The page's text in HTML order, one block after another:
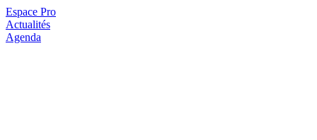
Espace Pro
Actualités
Agenda